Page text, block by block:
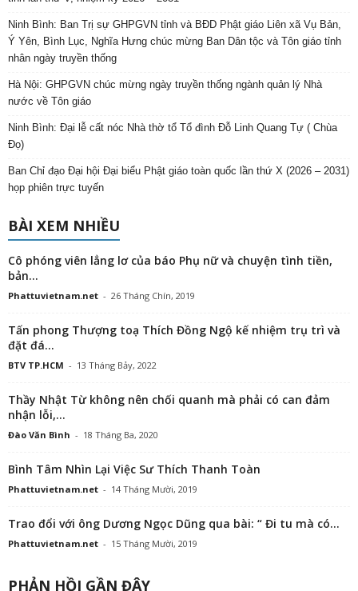
Ninh Bình: Ban Trị sự GHPGVN tỉnh và BĐD Phật giáo Liên xã Vụ Bản,
Ý Yên, Bình Lục, Nghĩa Hưng chúc mừng Ban Dân tộc và Tôn giáo tỉnh
nhân ngày truyền thống
Hà Nội: GHPGVN chúc mừng ngày truyền thống ngành quản lý Nhà
nước về Tôn giáo
Ninh Bình: Đại lễ cất nóc Nhà thờ tổ Tổ đình Đỗ Linh Quang Tự ( Chùa
Đọ)
Ban Chỉ đạo Đại hội Đại biểu Phật giáo toàn quốc lần thứ X (2026 – 2031)
họp phiên trực tuyến
BÀI XEM NHIỀU
Cô phóng viên lẳng lơ của báo Phụ nữ và chuyện tình tiền,
bản...
Phattuvietnam.net - 26 Tháng Chín, 2019
Tấn phong Thượng toạ Thích Đồng Ngộ kế nhiệm trụ trì và
đặt đá...
BTV TP.HCM - 13 Tháng Bảy, 2022
Thầy Nhật Từ không nên chối quanh mà phải có can đảm
nhận lỗi,...
Đào Văn Bình - 18 Tháng Ba, 2020
Bình Tâm Nhìn Lại Việc Sư Thích Thanh Toàn
Phattuvietnam.net - 14 Tháng Mười, 2019
Trao đổi với ông Dương Ngọc Dũng qua bài: “ Đi tu mà có...
Phattuvietnam.net - 15 Tháng Mười, 2019
PHẢN HỒI GẦN ĐÂY